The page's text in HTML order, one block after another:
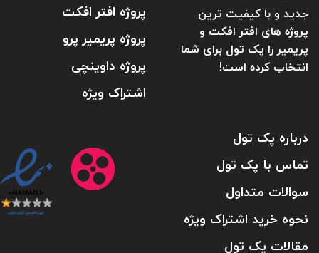
جدید و با کیفیت ترین
پروژه های افتر افکت و
پریمیر را پک تول برای شما
انتخاب کرده است!
پروژه افتر افکت
پروژه پریمیر پرو
پروژه داوینچی
اشتراک ویژه
درباره پک تول
تماس با پک تول
سوالات متداول
نحوه خرید اشتراک ویژه
مقالات پک تول